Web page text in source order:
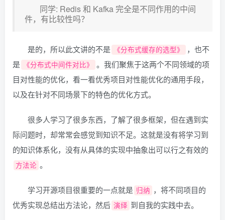
同学: Redis 和 Kafka 完全是不同作用的中间
件，有比较性吗？
是的，所以此文讲的不是 《分布式缓存的选型》
，也不
是
《分布式中间件对比》
。我们聚焦于这两个不同领域的项
目对性能的优化，看一看优秀项目对性能优化的通用手段，
以及在针对不同场景下的特色的优化方式。
很多人学习了很多东西，了解了很多框架，但在遇到实
际问题时，却常常会感觉到知识不足。这就是没有将学习到
的知识体系化，没有从具体的实现中抽象出可以行之有效的
方法论 。
学习开源项目很重要的一点就是 归纳 ，将不同项目的
优秀实现总结出方法论，然后 演绎 到自我的实践中去。